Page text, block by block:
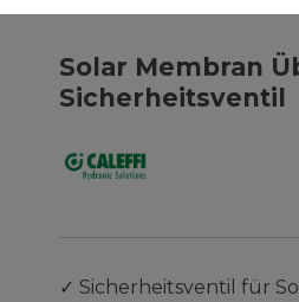
Solar Membran
Sicherheitsventil
✓ Sicherheitsventil für